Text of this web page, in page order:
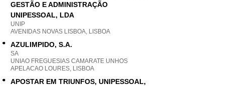
GESTÃO E ADMINISTRAÇÃO
UNIPESSOAL, LDA
UNIP
AVENIDAS NOVAS LISBOA, LISBOA
AZULIMPIDO, S.A.
SA
UNIAO FREGUESIAS CAMARATE UNHOS
APELACAO LOURES, LISBOA
APOSTAR EM TRIUNFOS, UNIPESSOAL,